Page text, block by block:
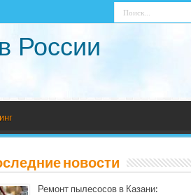
России
новости
Ремонт пылесосов в Казани: